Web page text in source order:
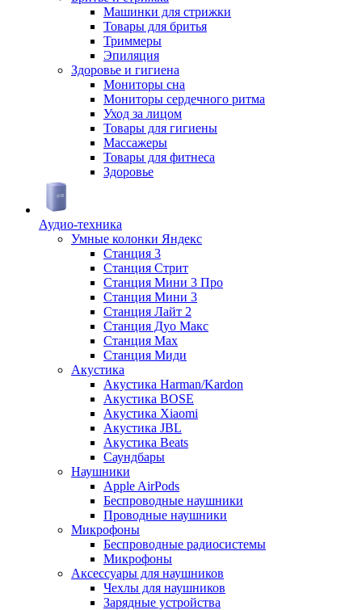
Машинки для стрижки
Товары для бритья
Триммеры
Эпиляция
Здоровье и гигиена
Мониторы сна
Мониторы сердечного ритма
Уход за лицом
Товары для гигиены
Массажеры
Товары для фитнеса
Здоровье
Аудио-техника
Умные колонки Яндекс
Станция 3
Станция Стрит
Станция Мини 3 Про
Станция Мини 3
Станция Лайт 2
Станция Дуо Макс
Станция Max
Станция Миди
Акустика
Акустика Harman/Kardon
Акустика BOSE
Акустика Xiaomi
Акустика JBL
Акустика Beats
Саундбары
Наушники
Apple AirPods
Беспроводные наушники
Проводные наушники
Микрофоны
Беспроводные радиосистемы
Микрофоны
Аксессуары для наушников
Чехлы для наушников
Зарядные устройства